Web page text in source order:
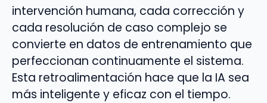
intervención humana, cada corrección y
cada resolución de caso complejo se
convierte en datos de entrenamiento que
perfeccionan continuamente el sistema.
Esta retroalimentación hace que la IA sea
más inteligente y eficaz con el tiempo.